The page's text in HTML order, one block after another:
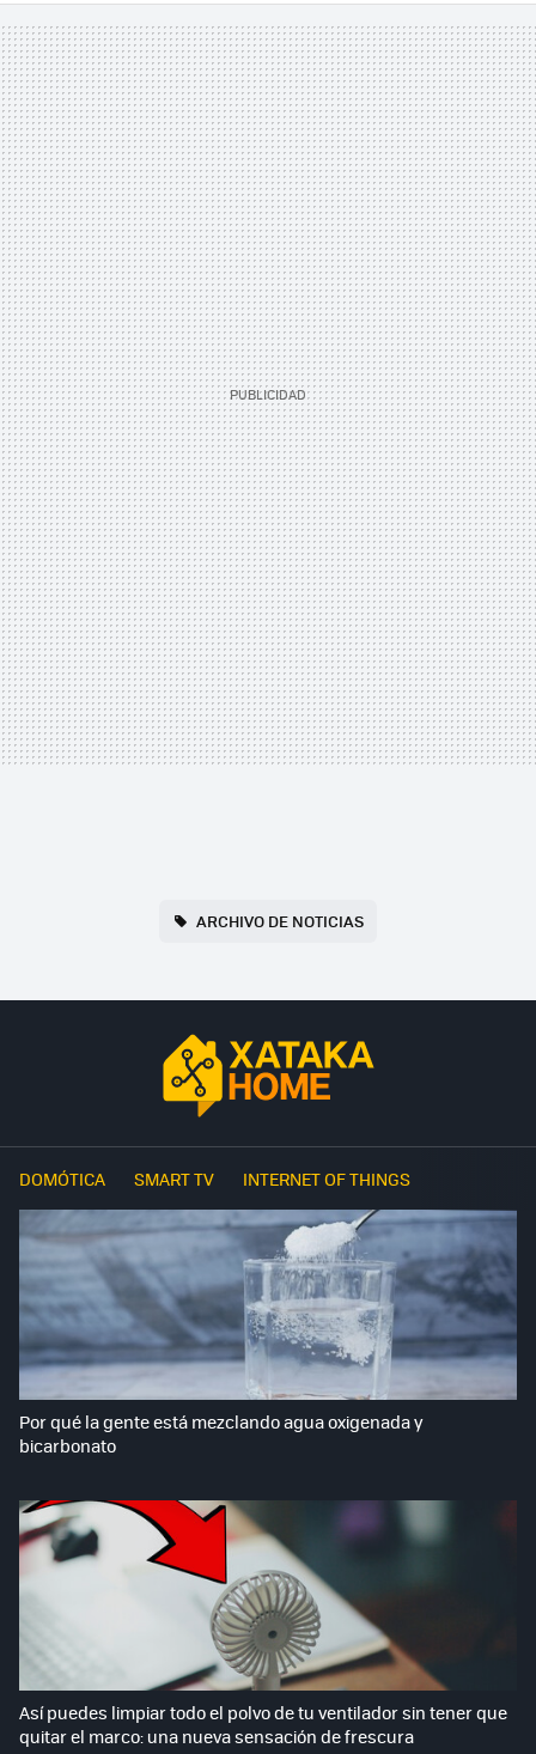
ARCHIVO DE NOTICIAS
DOMÓTICA SMART TV INTERNET OF THINGS
Por qué la gente está mezclando agua oxigenada y
bicarbonato
Así puedes limpiar todo el polvo de tu ventilador sin tener que
quitar el marco: una nueva sensación de frescura